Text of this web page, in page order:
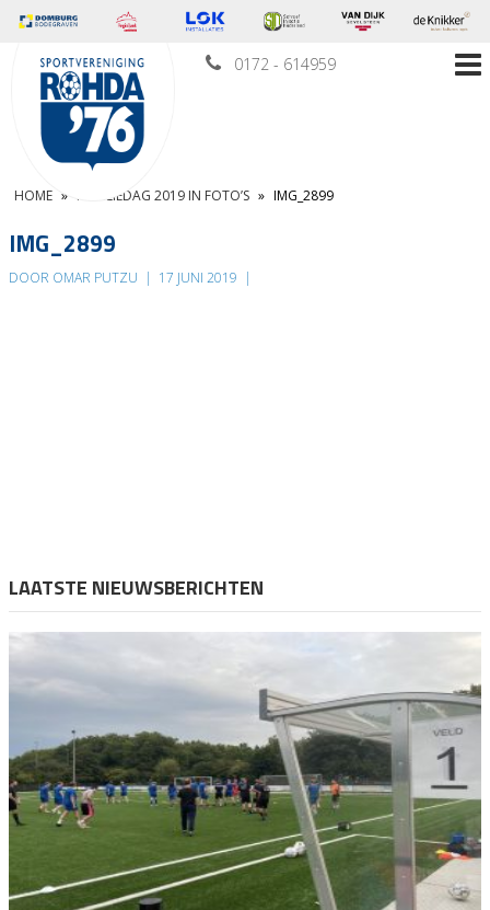
0172 - 614959
HOME » FAMILIEDAG 2019 IN FOTO’S » IMG_2899
IMG_2899
DOOR OMAR PUTZU | 17 JUNI 2019 |
LAATSTE NIEUWSBERICHTEN